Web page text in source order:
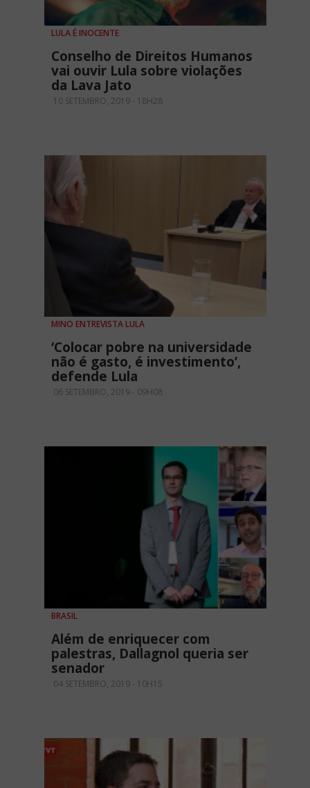
LULA É INOCENTE
Conselho de Direitos Humanos
vai ouvir Lula sobre violações
da Lava Jato
10 SETEMBRO, 2019 - 18H28
MINO ENTREVISTA LULA
‘Colocar pobre na universidade
não é gasto, é investimento’,
defende Lula
06 SETEMBRO, 2019 - 09H08
BRASIL
Além de enriquecer com
palestras, Dallagnol queria ser
senador
04 SETEMBRO, 2019 - 10H15